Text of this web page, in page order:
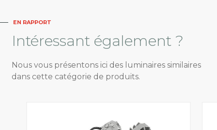
EN RAPPORT
Intéressant également ?
Nous vous présentons ici des luminaires similaires
dans cette catégorie de produits.